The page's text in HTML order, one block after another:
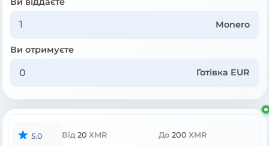
Monero
Ви отримуєте
Готівка EUR
5.0 Від 20 XMR До 200 XMR